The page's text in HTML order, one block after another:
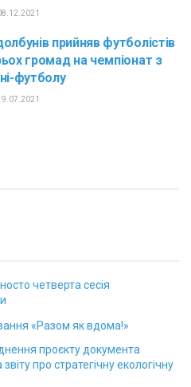
прийняв футболістів
громад на чемпіонат з
футболу
четверта сесія
«Разом як вдома!»
проєкту документа
про стратегічну екологічну